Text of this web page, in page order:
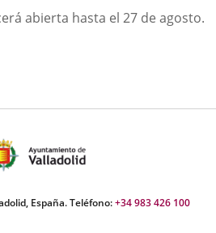
abierta hasta el 27 de agosto.
España. Teléfono:+34 983 426 100